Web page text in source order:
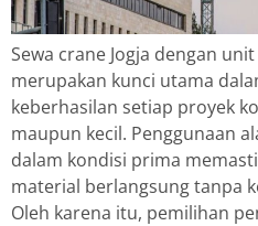
Sewa crane Jogja dengan
merupakan kunci utama
keberhasilan setiap proyek
maupun kecil. Penggunaan
dalam kondisi prima
material berlangsung tanpa
Oleh karena itu, pemilihan